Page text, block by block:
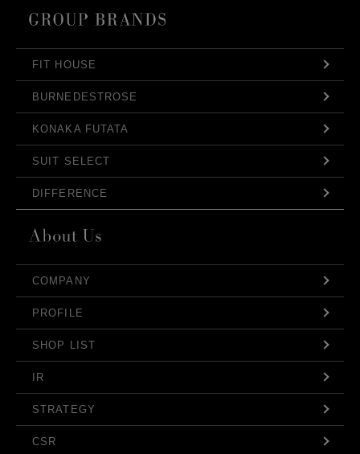
FIT HOUSE
BURNEDESTROSE
KONAKA FUTATA
SUIT SELECT
DIFFERENCE
COMPANY
PROFILE
SHOP LIST
IR
STRATEGY
CSR